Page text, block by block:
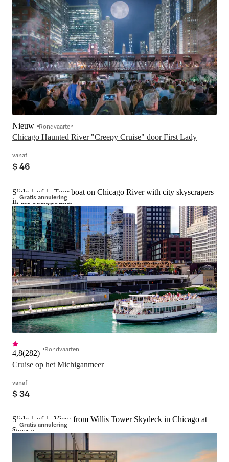
Chicago Haunted River "Creepy Cruise" door First Lady
Nieuw Rondvaarten
vanaf
$ 46
Gratis annulering
Slide 1 of 1, Tour boat on Chicago River with city skyscrapers
in the background.
Cruise op het Michiganmeer
4,8(282) Rondvaarten
vanaf
$ 34
Gratis annulering
Slide 1 of 1, View from Willis Tower Skydeck in Chicago at
sunset.